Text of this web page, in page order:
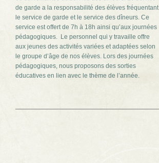
de garde a la responsabilité des élèves fréquentant
le service de garde et le service des dîneurs. Ce
service est offert de 7h à 18h ainsi qu’aux journées
pédagogiques. Le personnel qui y travaille offre
aux jeunes des activités variées et adaptées selon
le groupe d’âge de nos élèves. Lors des journées
pédagogiques, nous proposons des sorties
éducatives en lien avec le thème de l’année.